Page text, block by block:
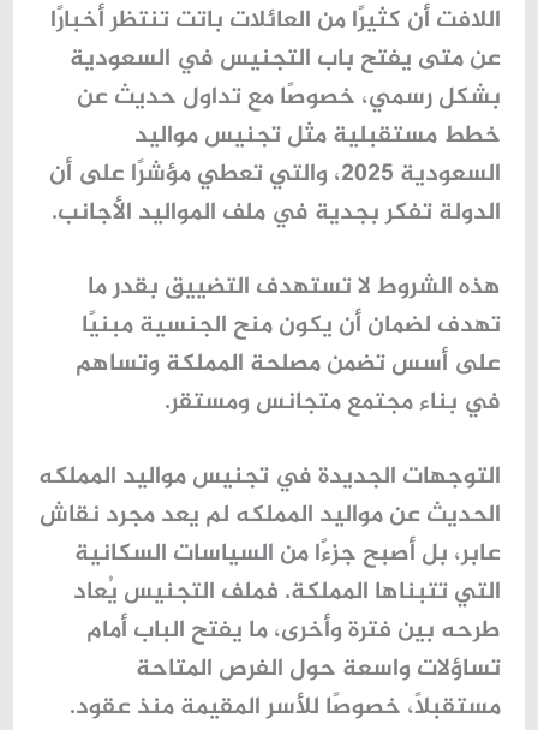
اللافت أن كثيرًا من العائلات باتت تنتظر أخبارًا
عن متى يفتح باب التجنيس في السعودية
بشكل رسمي، خصوصًا مع تداول حديث عن
خطط مستقبلية مثل تجنيس مواليد
السعودية 2025، والتي تعطي مؤشرًا على أن
الدولة تفكر بجدية في ملف المواليد الأجانب.
هذه الشروط لا تستهدف التضييق بقدر ما
تهدف لضمان أن يكون منح الجنسية مبنيًا
على أسس تضمن مصلحة المملكة وتساهم
في بناء مجتمع متجانس ومستقر.
التوجهات الجديدة في تجنيس مواليد المملكه
الحديث عنمواليد المملكه لم يعد مجرد نقاش
عابر، بل أصبح جزءًا من السياسات السكانية
التي تتبناها المملكة. فملف التجنيس يُعاد
طرحه بين فترة وأخرى، ما يفتح الباب أمام
تساؤلات واسعة حول الفرص المتاحة
مستقبلًا، خصوصًا للأسر المقيمة منذ عقود.